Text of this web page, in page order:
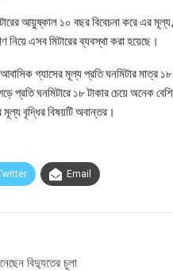
আয়ুষ্কাল ১০ বছর বিবেচনা করে এর মূল্য,
এসব মিটারের ব্যবস্থা করা হয়েছে।
আবাসিক গ্যাসের মূল্য প্রতি ঘনমিটার মাত্র
ঘনমিটারে ১৮ টাকার চেয়ে অনেক
বৃদ্ধির বিষয়টি অবান্তর।
Email
বিদ্যুতের চুলা